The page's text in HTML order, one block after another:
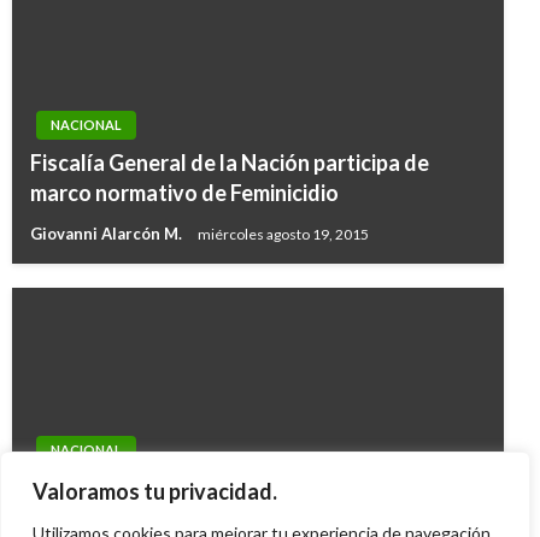
Valoramos tu privacidad.
Utilizamos cookies para mejorar tu experiencia de navegación,
NACIONAL
Fiscalía General de la Nación participa de
marco normativo de Feminicidio
Giovanni Alarcón M. miércoles agosto 19, 2015
NACIONAL
MinJusticia anuncia plan de choque para